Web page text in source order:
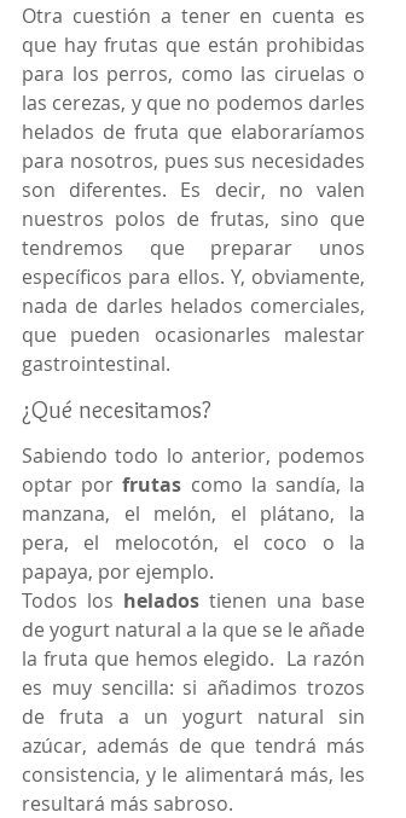
Otra cuestión a tener en cuenta es
que hay frutas que están prohibidas
para los perros, como las ciruelas o
las cerezas, y que no podemos darles
helados de fruta que elaboraríamos
para nosotros, pues sus necesidades
son diferentes. Es decir, no valen
nuestros polos de frutas, sino que
tendremos que preparar unos
específicos para ellos. Y, obviamente,
nada de darles helados comerciales,
que pueden ocasionarles malestar
gastrointestinal.
¿Qué necesitamos?
Sabiendo todo lo anterior, podemos
optar por frutas como la sandía, la
manzana, el melón, el plátano, la
pera, el melocotón, el coco o la
papaya, por ejemplo.
Todos los helados tienen una base
de yogurt natural a la que se le añade
la fruta que hemos elegido.  La razón
es muy sencilla: si añadimos trozos
de fruta a un yogurt natural sin
azúcar, además de que tendrá más
consistencia, y le alimentará más, les
resultará más sabroso.